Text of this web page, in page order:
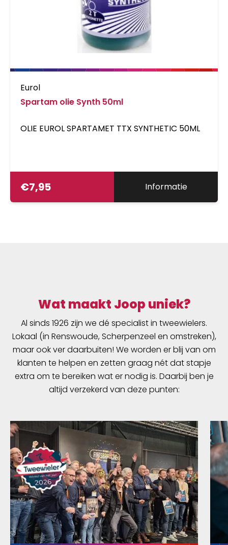
Eurol
Spartam olie Synth 50ml
OLIE EUROL SPARTAMET TTX SYNTHETIC 50ML
€7,95 Informatie
Wat maakt Joop uniek?
Al sinds 1926 zijn we dé specialist in tweewielers.
Lokaal (in Renswoude, Scherpenzeel en omstreken),
maar ook ver daarbuiten! We worden er blij van om
klanten te helpen en zetten graag nét dat stapje
extra om te bereiken wat er nodig is. Daarbij ben je
altijd verzekerd van deze punten: